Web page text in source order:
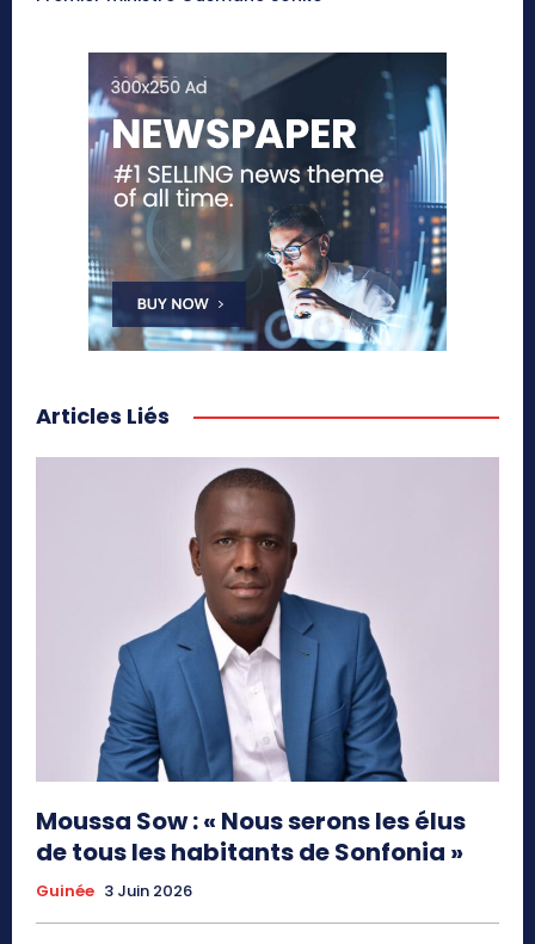
Articles Liés
Moussa Sow : « Nous serons les élus
de tous les habitants de Sonfonia »
Guinée 3 Juin 2026